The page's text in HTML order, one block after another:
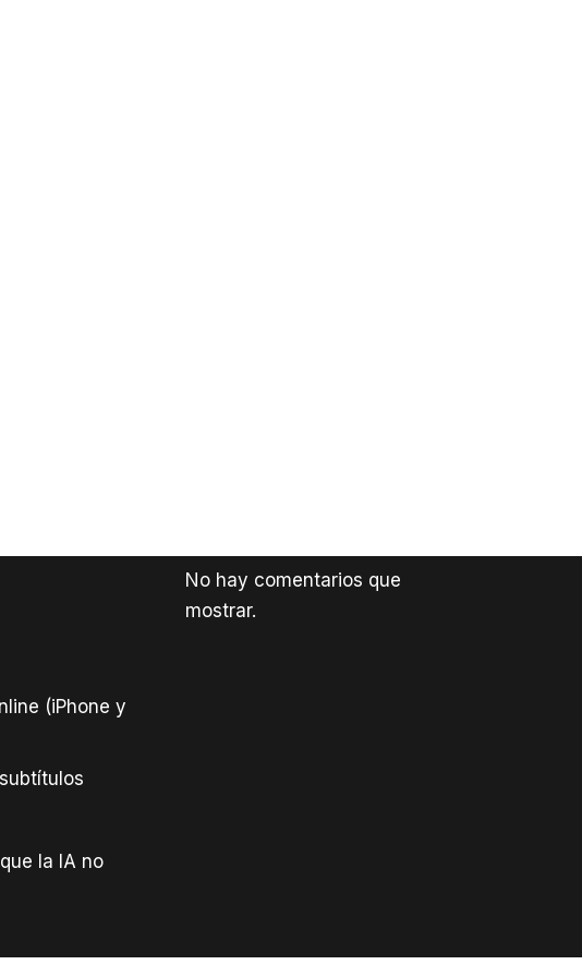
(iPhone y
la IA no
No hay comentarios que
mostrar.